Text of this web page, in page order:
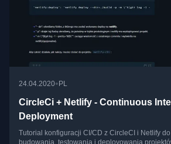
24.04.2020•PL
CircleCi + Netlify - Continuous
Deployment
Tutorial konfiguracji CI/CD z CircleCI i Netlify
budowania, testowania i deployowania